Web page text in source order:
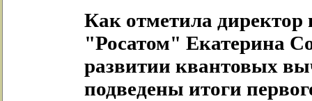
Как отметила
"Росатом" Екатерина
развитии квантовых
подведены итоги